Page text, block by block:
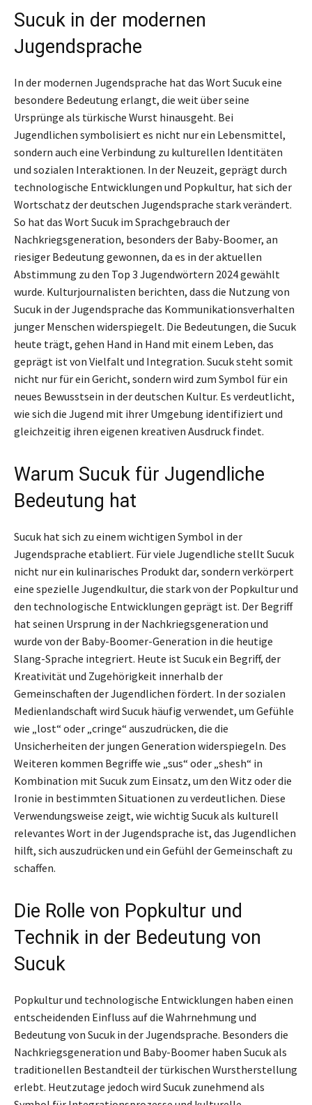
Sucuk in der modernen
Jugendsprache
In der modernen Jugendsprache hat das Wort Sucuk eine
besondere Bedeutung erlangt, die weit über seine
Ursprünge als türkische Wurst hinausgeht. Bei
Jugendlichen symbolisiert es nicht nur ein Lebensmittel,
sondern auch eine Verbindung zu kulturellen Identitäten
und sozialen Interaktionen. In der Neuzeit, geprägt durch
technologische Entwicklungen und Popkultur, hat sich der
Wortschatz der deutschen Jugendsprache stark verändert.
So hat das Wort Sucuk im Sprachgebrauch der
Nachkriegsgeneration, besonders der Baby-Boomer, an
riesiger Bedeutung gewonnen, da es in der aktuellen
Abstimmung zu den Top 3 Jugendwörtern 2024 gewählt
wurde. Kulturjournalisten berichten, dass die Nutzung von
Sucuk in der Jugendsprache das Kommunikationsverhalten
junger Menschen widerspiegelt. Die Bedeutungen, die Sucuk
heute trägt, gehen Hand in Hand mit einem Leben, das
geprägt ist von Vielfalt und Integration. Sucuk steht somit
nicht nur für ein Gericht, sondern wird zum Symbol für ein
neues Bewusstsein in der deutschen Kultur. Es verdeutlicht,
wie sich die Jugend mit ihrer Umgebung identifiziert und
gleichzeitig ihren eigenen kreativen Ausdruck findet.
Warum Sucuk für Jugendliche
Bedeutung hat
Sucuk hat sich zu einem wichtigen Symbol in der
Jugendsprache etabliert. Für viele Jugendliche stellt Sucuk
nicht nur ein kulinarisches Produkt dar, sondern verkörpert
eine spezielle Jugendkultur, die stark von der Popkultur und
den technologische Entwicklungen geprägt ist. Der Begriff
hat seinen Ursprung in der Nachkriegsgeneration und
wurde von der Baby-Boomer-Generation in die heutige
Slang-Sprache integriert. Heute ist Sucuk ein Begriff, der
Kreativität und Zugehörigkeit innerhalb der
Gemeinschaften der Jugendlichen fördert. In der sozialen
Medienlandschaft wird Sucuk häufig verwendet, um Gefühle
wie „lost“ oder „cringe“ auszudrücken, die die
Unsicherheiten der jungen Generation widerspiegeln. Des
Weiteren kommen Begriffe wie „sus“ oder „shesh“ in
Kombination mit Sucuk zum Einsatz, um den Witz oder die
Ironie in bestimmten Situationen zu verdeutlichen. Diese
Verwendungsweise zeigt, wie wichtig Sucuk als kulturell
relevantes Wort in der Jugendsprache ist, das Jugendlichen
hilft, sich auszudrücken und ein Gefühl der Gemeinschaft zu
schaffen.
Die Rolle von Popkultur und
Technik in der Bedeutung von
Sucuk
Popkultur und technologische Entwicklungen haben einen
entscheidenden Einfluss auf die Wahrnehmung und
Bedeutung von Sucuk in der Jugendsprache. Besonders die
Nachkriegsgeneration und Baby-Boomer haben Sucuk als
traditionellen Bestandteil der türkischen Wurstherstellung
erlebt. Heutzutage jedoch wird Sucuk zunehmend als